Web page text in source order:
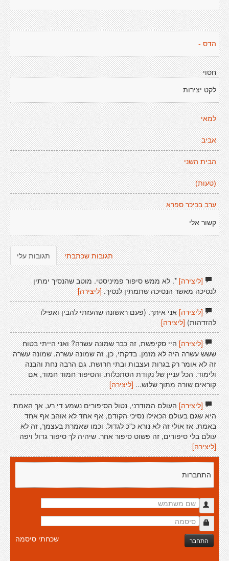
הדס -
חסוי
לקט יצירות
למאי
אביב
הבית השני
(טעות)
ערב בכיכר ספרא
קשור אלי
תגובות עלי תגובות שכתבתי
[ליצירה]*. לא ממש סיפור פמיניסטי. מוטב שהנסיך ימתין
לנסיכה מאשר הנסיכה שתמתין לנסיך. [ליצירה]
[ליצירה]אני איתך. (פעם ראשונה שהעזתי להבין ואפילו
להזדהות)[ליצירה]
[ליצירה]היי סקיפשת, זה כבר שמונה עשרה? ואני הייתי בטוח
ששש עשרה היה לא מזמן. בדקתי, כן, זה שמונה עשרה. שמונה עשרה
זה לא אומר רק בגרות ועצבות ובתי חרושת. גם הרבה נחת והבנה
ולימוד. הכל עניין של נקודת הסתכלות. והסיפור חמוד חמוד, אם
קוראים שורה מתוך שלוש...[ליצירה]
[ליצירה]העולם המודרני, נטול הסיפורים נשמע די רע, אך האמת
היא שגם בעולם הכאילו נסיכי הקודם, אף אחד לא אוהב אף אחד
באמת. אז אולי זה לא נורא כ"כ לגדול. וכמו שאמרת בעצמך, זה לא
עולם בלי סיפורים, זה פשוט סיפור אחר. שיהיה לך סיפור גדול ויפה
[ליצירה]
התחברות
התחבר שכחתי סיסמה